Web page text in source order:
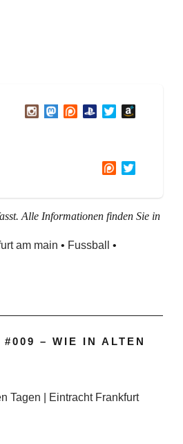
Alle Informationen finden Sie in
am main • Fussball
•
– WIE IN ALTEN
Tagen | Eintracht Frankfurt